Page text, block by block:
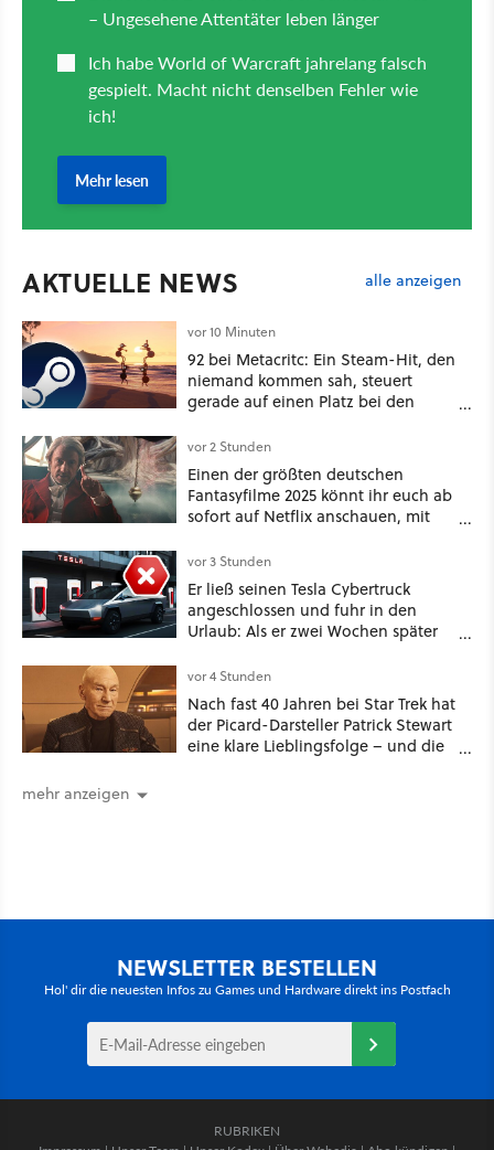
AKTUELLE NEWS alle anzeigen
vor 10 Minuten
92 bei Metacritc: Ein Steam-Hit, den
niemand kommen sah, steuert
gerade auf einen Platz bei den
vor 2 Stunden
Einen der größten deutschen
Fantasyfilme 2025 könnt ihr euch ab
sofort auf Netflix anschauen, mit
vor 3 Stunden
Er ließ seinen Tesla Cybertruck
angeschlossen und fuhr in den
Urlaub: Als er zwei Wochen später
mehr an [Best of GameStar]
vor 4 Stunden
Nach fast 40 Jahren bei Star Trek hat
der Picard-Darsteller Patrick Stewart
eine klare Lieblingsfolge – und die
mehr anzeigen
NEWSLETTER BESTELLEN
Hol' dir die neuesten Infos zu Games und Hardware direkt ins Postfach
RUBRIKEN